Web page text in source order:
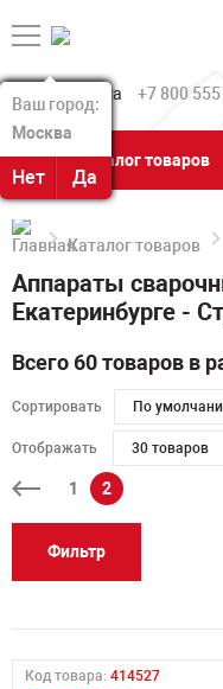
Ваш город:
Москва
Нет Да
Ваш город:
Москва
Нет Да
+7 800
Каталог товаров
Каталог товаров
Аппараты
Екатеринбурге -
Всего 60 товаров в
Сортировать По
Отображать 30 товаров
1 2
Фильтр
Код товара: 414527